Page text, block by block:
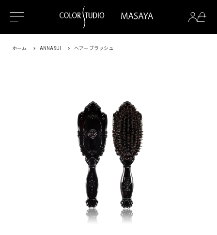
ホーム ANNA SUI ヘアー ブラッシュ